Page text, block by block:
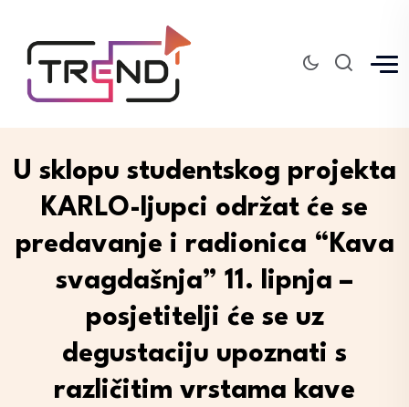
U sklopu studentskog projekta
KARLO-ljupci održat će se
predavanje i radionica “Kava
svagdašnja” 11. lipnja –
posjetitelji će se uz
degustaciju upoznati s
različitim vrstama kave